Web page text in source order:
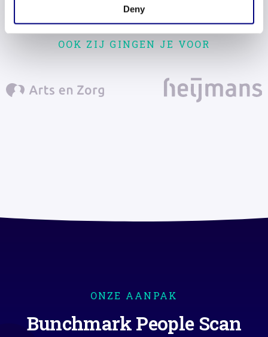
Deny
OOK ZIJ GINGEN JE VOOR
ONZE AANPAK
Bunchmark People Scan